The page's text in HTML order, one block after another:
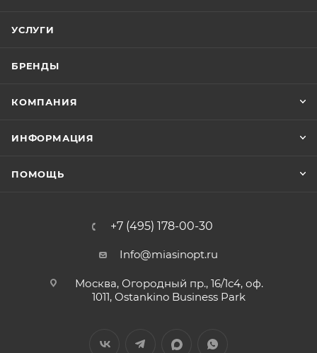
УСЛУГИ
БРЕНДЫ
КОМПАНИЯ
ИНФОРМАЦИЯ
ПОМОЩЬ
+7 (495) 178-00-30
Info@miasinopt.ru
Москва, Огородный пр., 16/1с4, оф.
1011, Ostankino Business Park